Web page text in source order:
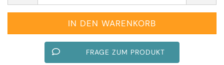
FRAGE ZUM PRODUKT